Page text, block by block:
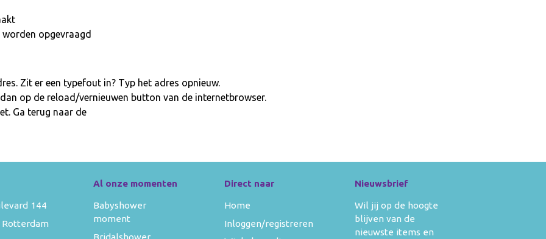
opgevraagd
Zit er een typefout in? Typ het adres opnieuw.
op de reload/vernieuwen button van de internetbrowser.
Ga terug naar de
144
Al onze momenten
Babyshower
moment
Bridalshower
Direct naar
Home
Inloggen/registreren
Nieuwsbrief
Wil jij op de hoogte
blijven van de
nieuwste items en